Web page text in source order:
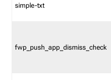
simple-txt
fwp_push_app_dismiss_check